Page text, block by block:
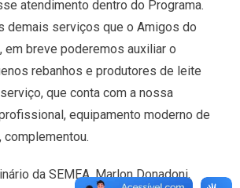
atendimento dentro do Programa.
demais serviços que o Amigos do
em breve poderemos auxiliar o
rebanhos e produtores de leite
que conta com a nossa
equipamento moderno de
complementou.
da SEMEA, Marlon Donadoni,